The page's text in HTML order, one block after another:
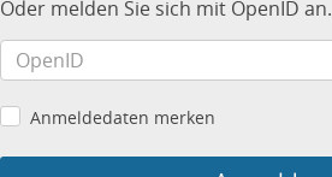
Oder melden Sie sich mit OpenID an.
Anmeldedaten merken